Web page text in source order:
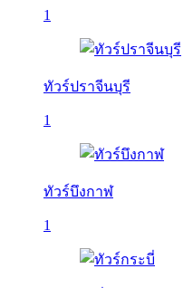
1
ทัวร์ปราจีนบุรี
1
ทัวร์บึงกาฬ
1